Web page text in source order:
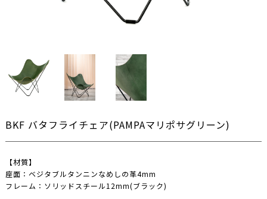
BKF バタフライチェア(PAMPAマリポサグリーン)
【材質】
座面：ベジタブルタンニンなめしの革4mm
フレーム：ソリッドスチール12mm(ブラック)